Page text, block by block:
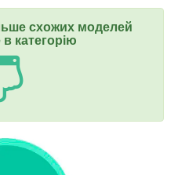
схожих моделей
категорію